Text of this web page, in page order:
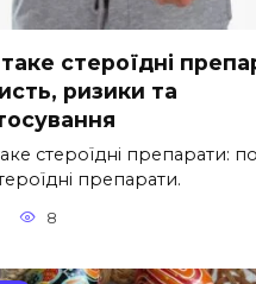
стероїдні
ризики та
стероїдні препарати:
препарати.
8